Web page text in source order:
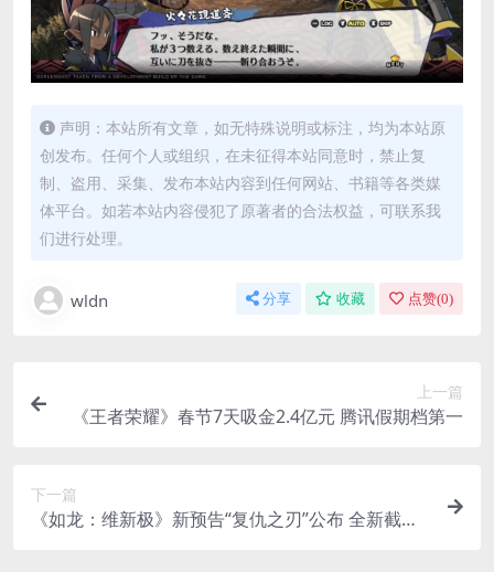
声明：本站所有文章，如无特殊说明或标注，均为本站原
创发布。任何个人或组织，在未征得本站同意时，禁止复
制、盗用、采集、发布本站内容到任何网站、书籍等各类媒
体平台。如若本站内容侵犯了原著者的合法权益，可联系我
们进行处理。
wldn 分享 收藏 点赞(0)
上一篇
《王者荣耀》春节7天吸金2.4亿元 腾讯假期档第一
下一篇
《如龙：维新极》新预告“复仇之刃”公布 全新截图